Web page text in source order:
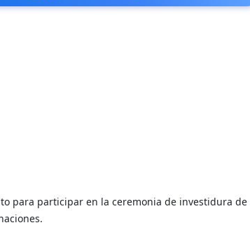
para participar en la ceremonia de investidura de